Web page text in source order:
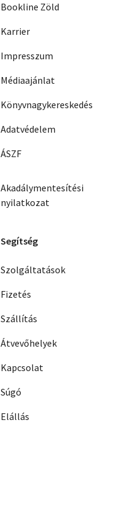
Bookline Zöld
Karrier
Impresszum
Médiaajánlat
Könyvnagykereskedés
Adatvédelem
ÁSZF
Akadálymentesítési
nyilatkozat
Segítség
Szolgáltatások
Fizetés
Szállítás
Átvevőhelyek
Kapcsolat
Súgó
Elállás